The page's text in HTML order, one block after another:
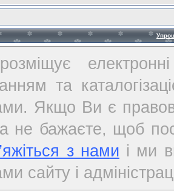
та
Якщо Ви є
не бажаєте, щоб
з нами і ми
сайту і